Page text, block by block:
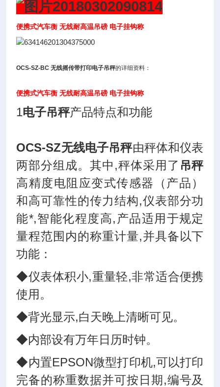
便携式汽车衡 无线耐高温吊磅 电子挂钩称
OCS-SZ-BC 无线摇传带打印电子吊秤的详细资料：
便携式汽车衡 无线耐高温吊磅 电子挂钩称
1电子吊秤产品特点和功能
OCS-SZ无线电子吊秤由秤体和仪表
两部分组成。其中,秤体采用了 吊秤
高精度电阻应变式传感器（产品）
和高可靠性的传力结构,仪表部分功
能*,智能化程度高,产品适用于规定
量程范围内的称重计量,并具备以下
功能：
◆仪表体积小,重量轻,非常适合便携
使用。
◆背光显示,白天晚上清晰可见。
◆内部设有万年日历时钟。
◆内置EPSON微型打印机,可以打印
完备的称重数据并可按日期,编号及